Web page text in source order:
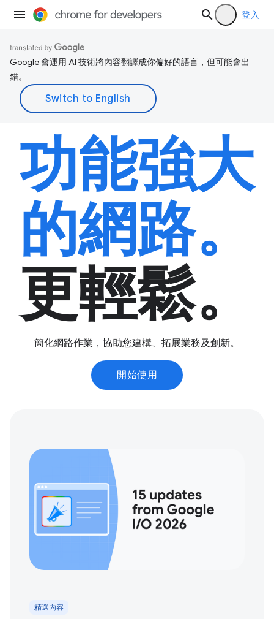
登入
Google 會運用 AI 技術將內容翻譯成你偏好的語言，但可能會出
錯。
功能強大
的網路。
更輕鬆。
簡化網路作業，協助您建構、拓展業務及創新。
開始使用
精選內容